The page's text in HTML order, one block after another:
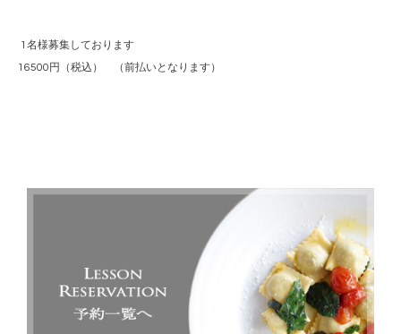
1名様募集しております
16500円（税込） （前払いとなります）